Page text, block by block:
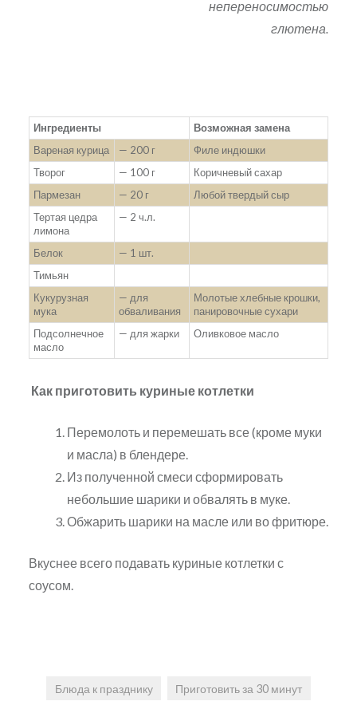
непереносимостью
глютена.
Ингредиенты
Возможная замена
Вареная курица
— 200 г
Филе индюшки
Творог
— 100 г
Коричневый сахар
Пармезан
— 20 г
Любой твердый сыр
Тертая цедра
лимона
— 2 ч.л.
Белок
— 1 шт.
Тимьян
Кукурузная
мука
— для
обваливания
Молотые хлебные крошки,
панировочные сухари
Подсолнечное
масло
— для жарки Оливковое масло
Как приготовить куриные котлетки
Перемолоть и перемешать все (кроме муки
и масла) в блендере.
Из полученной смеси сформировать
небольшие шарики и обвалять в муке.
Обжарить шарики на масле или во фритюре.
Вкуснее всего подавать куриные котлетки с
соусом.
Блюда к празднику Приготовить за 30 минут